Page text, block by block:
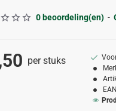
0 beoordeling(en) -
per stuks